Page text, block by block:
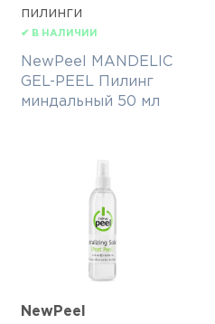
пилинги
✔ В НАЛИЧИИ
NewPeel MANDELIC
GEL-PEEL Пилинг
миндальный 50 мл
NewPeel